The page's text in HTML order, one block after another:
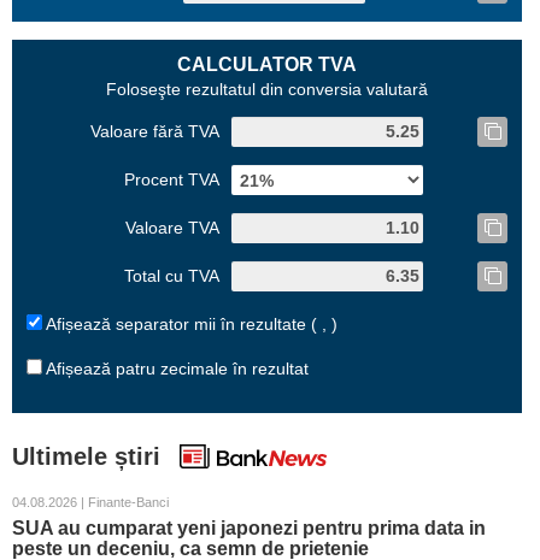
CALCULATOR TVA
Foloseşte rezultatul din conversia valutară
Valoare fără TVA
Procent TVA
Valoare TVA
Total cu TVA
Afișează separator mii în rezultate ( , )
Afișează patru zecimale în rezultat
Ultimele știri
04.08.2026 | Finante-Banci
SUA au cumparat yeni japonezi pentru prima data in
peste un deceniu, ca semn de prietenie